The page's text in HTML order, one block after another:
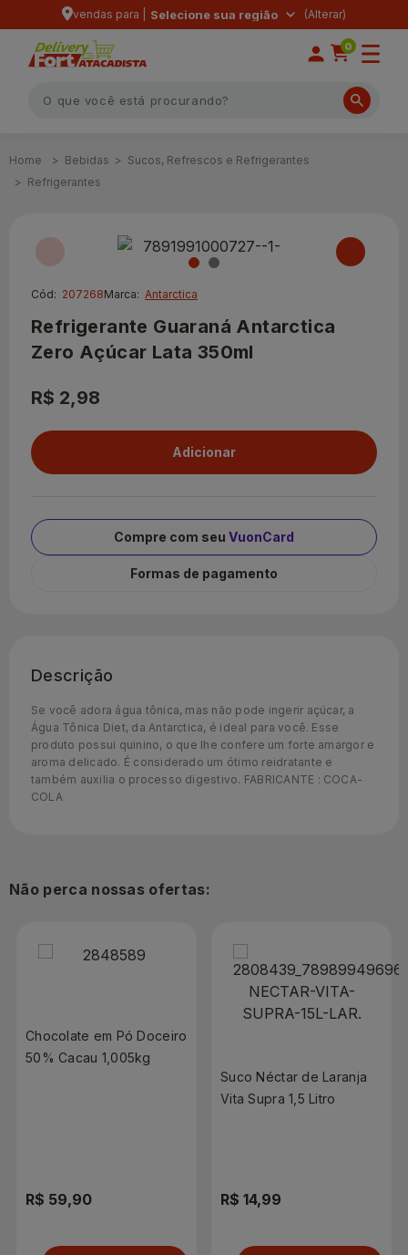
vendas para | Selecione sua região
0
Bebidas
Sucos, Refrescos e Refrigerantes
Refrigerantes
Cód: 207268Marca: Antarctica
Refrigerante Guaraná Antarctica
Zero Açúcar Lata 350ml
R$ 2,98
Compre com seu VuonCard
Formas de pagamento
Descrição
Se você adora água tônica, mas não pode ingerir açúcar, a
Água Tônica Diet, da Antarctica, é ideal para você. Esse
produto possui quinino, o que lhe confere um forte amargor e
aroma delicado. É considerado um ótimo reidratante e
também auxilia o processo digestivo. FABRICANTE : COCA-
COLA
Não perca nossas ofertas:
Chocolate em Pó Doceiro
50% Cacau 1,005kg
R$ 59,90
Suco Néctar de Laranja
Vita Supra 1,5 Litro
R$ 14,99